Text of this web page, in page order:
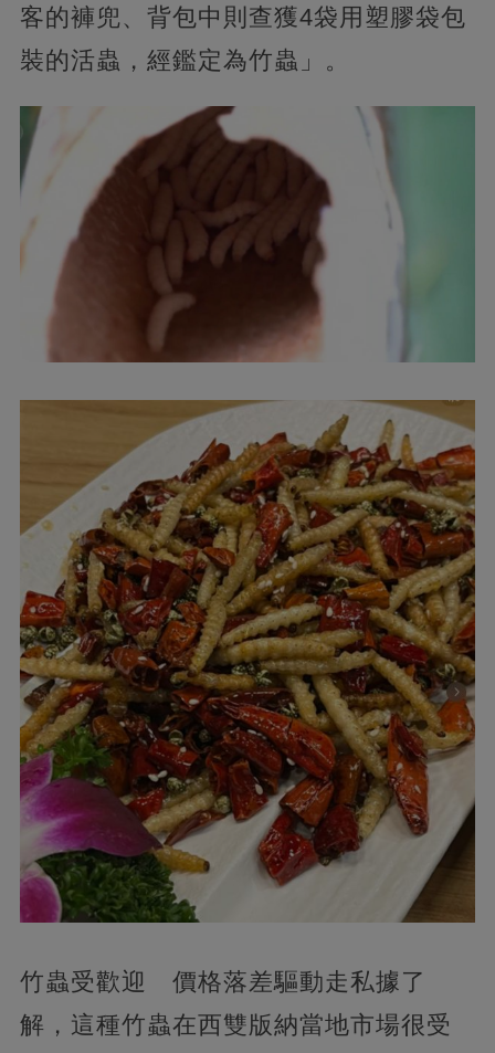
客的褲兜、背包中則查獲4袋用塑膠袋包
裝的活蟲，經鑑定為竹蟲」。
竹蟲受歡迎 價格落差驅動走私據了
解，這種竹蟲在西雙版納當地市場很受